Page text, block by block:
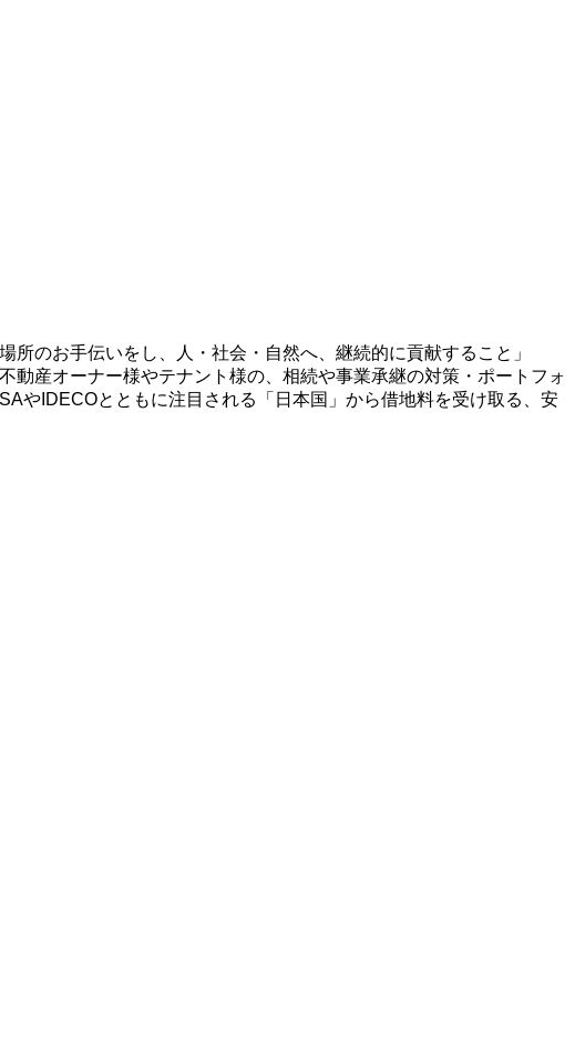
のお手伝いをし、人・社会・自然へ、継続的に貢献すること」
産オーナー様やテナント様の、相続や事業承継の対策・ポートフォ
やIDECOとともに注目される「日本国」から借地料を受け取る、安